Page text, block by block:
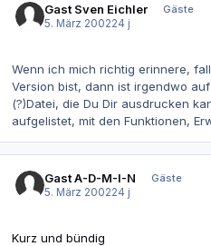
Gast Sven Eichler
Gäste
5. März 200224 j
Wenn ich mich richtig erinnere,
Version bist, dann ist irgendwo
(?)Datei, die Du Dir ausdrucken
aufgelistet, mit den Funktionen,
Gast A-D-M-I-N
Gäste
5. März 200224 j
Kurz und bündig